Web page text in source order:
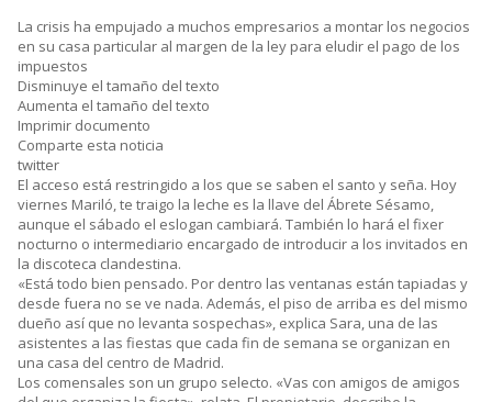
La crisis ha empujado a muchos empresarios a montar los negocios
en su casa particular al margen de la ley para eludir el pago de los
impuestos
Disminuye el tamaño del texto
Aumenta el tamaño del texto
Imprimir documento
Comparte esta noticia
twitter
El acceso está restringido a los que se saben el santo y seña. Hoy
viernes Mariló, te traigo la leche es la llave del Ábrete Sésamo,
aunque el sábado el eslogan cambiará. También lo hará el fixer
nocturno o intermediario encargado de introducir a los invitados en
la discoteca clandestina.
«Está todo bien pensado. Por dentro las ventanas están tapiadas y
desde fuera no se ve nada. Además, el piso de arriba es del mismo
dueño así que no levanta sospechas», explica Sara, una de las
asistentes a las fiestas que cada fin de semana se organizan en
una casa del centro de Madrid.
Los comensales son un grupo selecto. «Vas con amigos de amigos